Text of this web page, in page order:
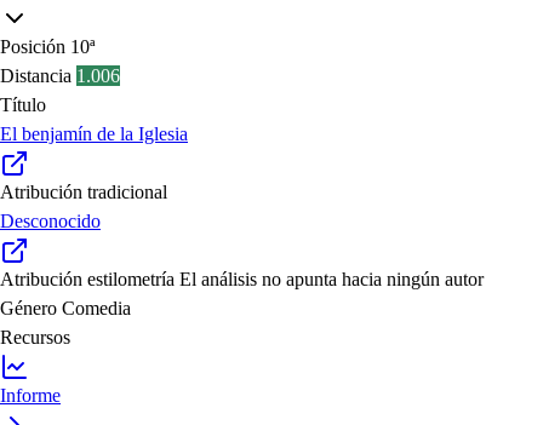
Posición 10ª
Distancia 1.006
Título
El benjamín de la Iglesia
Atribución tradicional
Desconocido
Atribución estilometría El análisis no apunta hacia ningún autor
Género Comedia
Recursos
Informe